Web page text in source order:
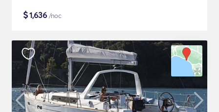
$1,636 /noc